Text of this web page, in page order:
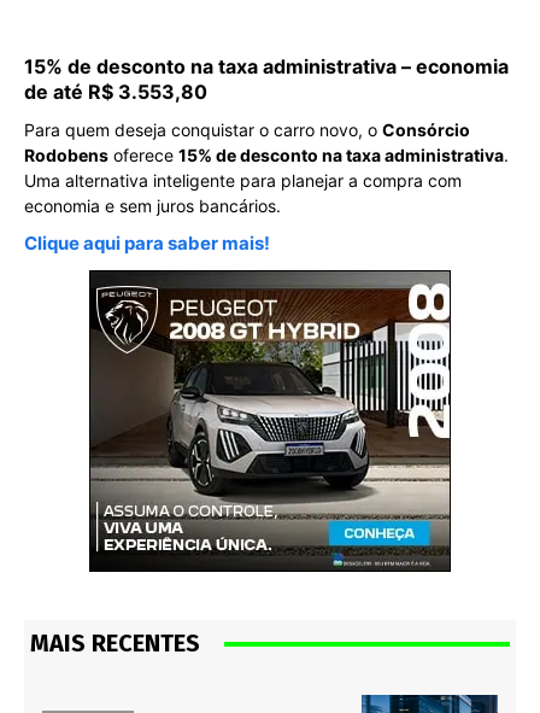
15% de desconto na taxa administrativa – economia
de até R$ 3.553,80
Para quem deseja conquistar o carro novo, o Consórcio
Rodobens oferece 15% de desconto na taxa administrativa.
Uma alternativa inteligente para planejar a compra com
economia e sem juros bancários.
Clique aqui para saber mais!
MAIS RECENTES